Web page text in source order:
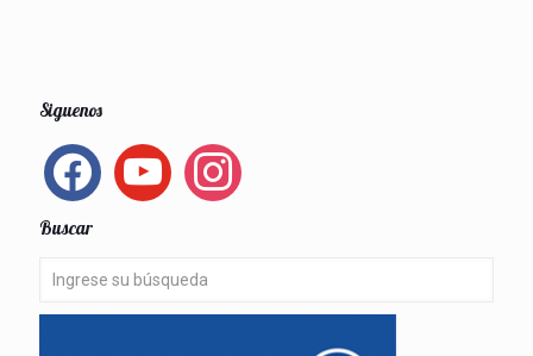
Siguenos
facebook youtube instagram
Buscar